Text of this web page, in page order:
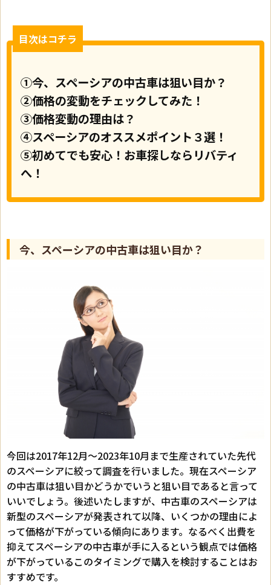
目次はコチラ
①今、スペーシアの中古車は狙い目か？
②価格の変動をチェックしてみた！
③価格変動の理由は？
④スペーシアのオススメポイント３選！
⑤初めてでも安心！お車探しならリバティ
へ！
今、スペーシアの中古車は狙い目か？
今回は2017年12月～2023年10月まで生産されていた先代
のスペーシアに絞って調査を行いました。現在スペーシア
の中古車は狙い目かどうかでいうと狙い目であると言って
いいでしょう。後述いたしますが、中古車のスペーシアは
新型のスペーシアが発表されて以降、いくつかの理由によ
って価格が下がっている傾向にあります。なるべく出費を
抑えてスペーシアの中古車が手に入るという観点では価格
が下がっているこのタイミングで購入を検討することはお
すすめです。